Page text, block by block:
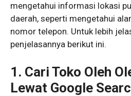
mengetahui informasi lokasi
daerah, seperti mengetahui
nomor telepon. Untuk lebih
penjelasannya berikut ini.
1. Cari Toko Oleh
Lewat Google